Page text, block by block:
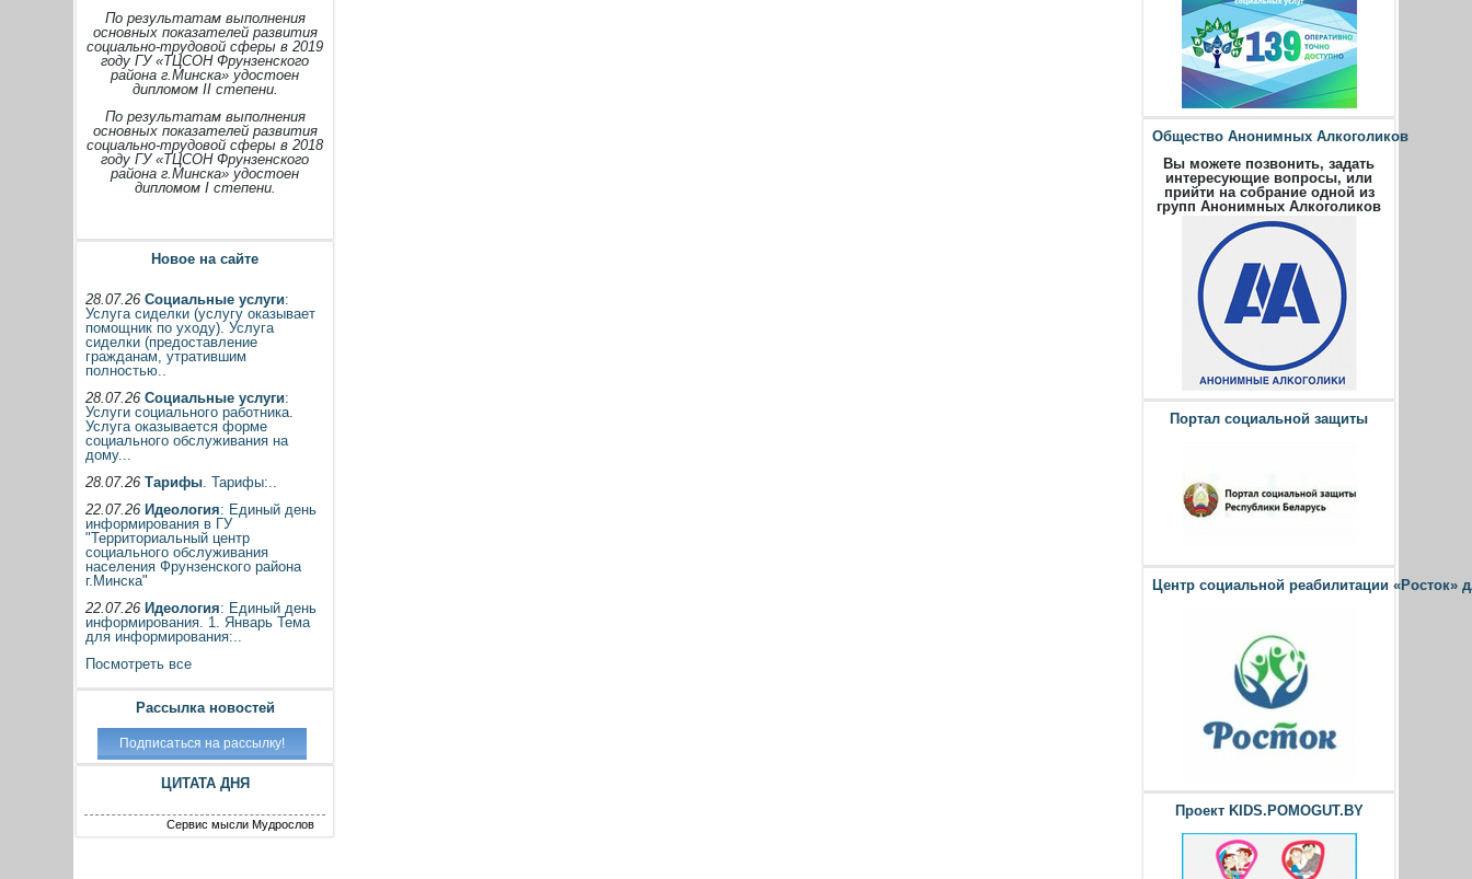
По результатам выполнения
основных показателей развития
социально-трудовой сферы в 2019
году ГУ «ТЦСОН Фрунзенского
района г.Минска» удостоен
дипломом II степени.
По результатам выполнения
основных показателей развития
социально-трудовой сферы в 2018
году ГУ «ТЦСОН Фрунзенского
района г.Минска» удостоен
дипломом I степени.
Новое на сайте
28.07.26 Социальные услуги:
Услуга сиделки (услугу оказывает
помощник по уходу). Услуга
сиделки (предоставление
гражданам, утратившим
полностью..
28.07.26 Социальные услуги:
Услуги социального работника.
Услуга оказывается форме
социального обслуживания на
дому...
28.07.26 Тарифы. Тарифы:..
22.07.26 Идеология: Единый день
информирования в ГУ
"Территориальный центр
социального обслуживания
населения Фрунзенского района
г.Минска"
22.07.26 Идеология: Единый день
информирования. 1. Январь Тема
для информирования:..
Посмотреть все
Рассылка новостей
ЦИТАТА ДНЯ
Сервис мысли Мудрослов
Общество Анонимных Алкоголиков
Вы можете позвонить, задать
интересующие вопросы, или
прийти на собрание одной из
групп Анонимных Алкоголиков
Портал социальной защиты
Центр социальной реабилитации
Проект KIDS.POMOGUT.BY